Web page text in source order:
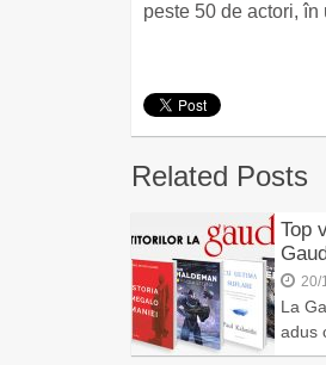
peste 50 de actori,
Related Posts
Top
20/
La
adus